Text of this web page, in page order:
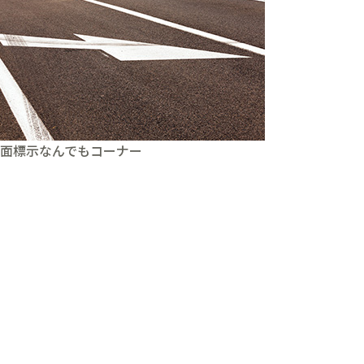
標示なんでもコーナー